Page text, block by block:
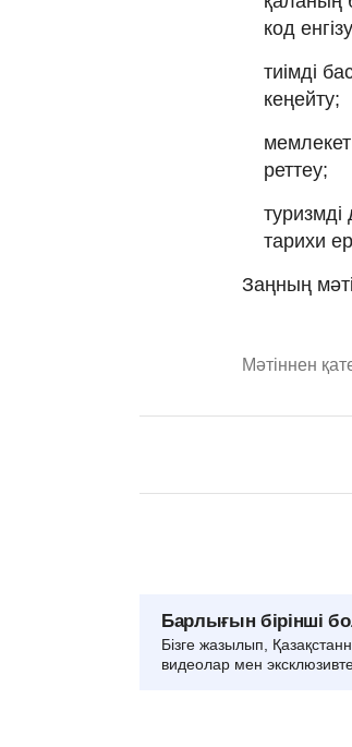
код
тиімді
кеңейту;
реттеу;
тарихи
Заңның
Мәтіннен
Барлығын бірінші
Бізге жазылып,
видеолар мен